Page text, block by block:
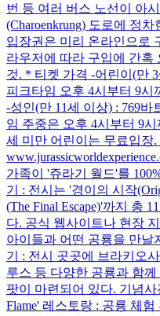
번 등 여러 버스 노선이 아
(Charoenkrung) 도로에 정
입장권은 미리 온라인으로
라우저에 따라 구입에 간혹
것. * 티켓 가격 -어린이(만
피크타임 오후 4시부터 9시
-성인(만 11세 이상) : 769
임 주중은 오후 4시부터 9
세 미만 어린이는 무료입장.
가족이 '쥬라기 월드'를
기 : 전시는 '경이의 시작
(The Final Escape)'까지 총
다. 공식 웹사이트나 현장
아이들과 어떤 공룡을 만날
기 : 전시 곳곳에 브라키오
루스 등 다양한 공룡과 함
팟이 마련되어 있다. 기념사
Flame' 레스토랑 : 공룡 체험